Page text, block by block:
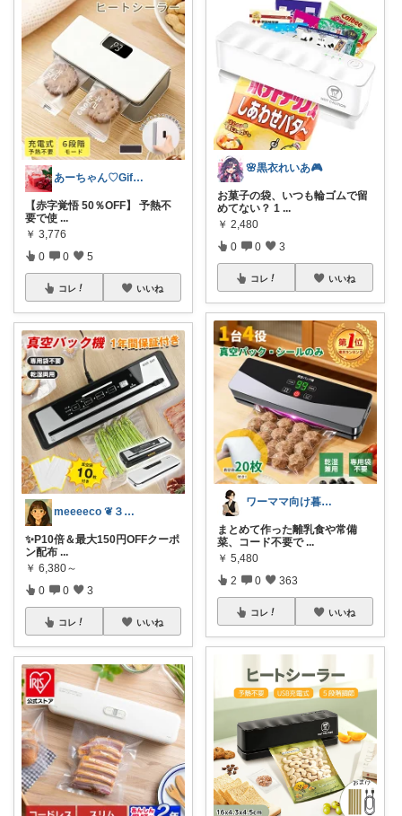
あーちゃん♡Giftで選びたい商品🌹
【赤字覚悟 50％OFF】 予熱不
要で使 ...
￥ 3,776
0 0 5
コレ いいね
meeeeco ❦３児ママ ❦
✨P10倍＆最大150円OFFクーポ
ン配布 ...
￥ 6,380～
0 0 3
コレ いいね
🌸黒衣れいあ🎮
お菓子の袋、いつも輪ゴムで留
めてない？ 1 ...
￥ 2,480
0 0 3
コレ いいね
ワーママ向け暮らしの便利グッズROOM
まとめて作った離乳食や常備
菜、コード不要で ...
￥ 5,480
2 0 363
コレ いいね